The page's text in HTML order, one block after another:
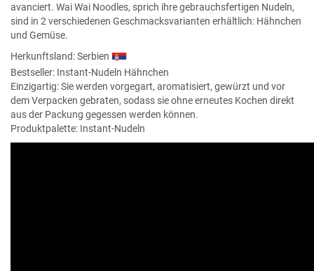
avanciert. Wai Wai Noodles, sprich ihre gebrauchsfertigen Nudeln,
sind in 2 verschiedenen Geschmacksvarianten erhältlich: Hähnchen
und Gemüse.
Herkunftsland: Serbien
Bestseller: Instant-Nudeln Hähnchen
Einzigartig: Sie werden vorgegart, aromatisiert, gewürzt und vor
dem Verpacken gebraten, sodass sie ohne erneutes Kochen direkt
aus der Packung gegessen werden können.
Produktpalette: Instant-Nudeln